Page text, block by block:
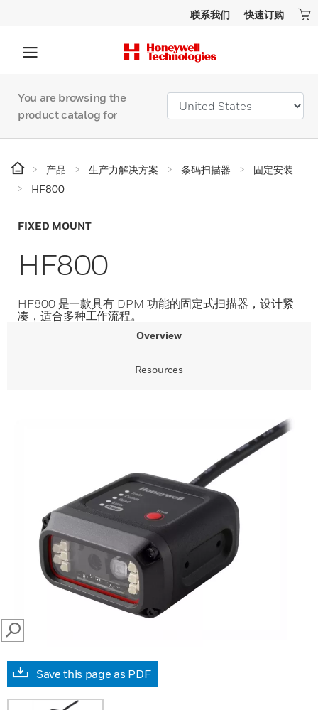
联系我们 快速订购
You are browsing the
product catalog for
产品 生产力解决方案 条码扫描器
固定安装
HF800
FIXED MOUNT
HF800
HF800 是一款具有 DPM 功能的固定式扫描器，设计紧
凑，适合多种工作流程。
Overview
Resources
SEARCH
Save this page as PDF